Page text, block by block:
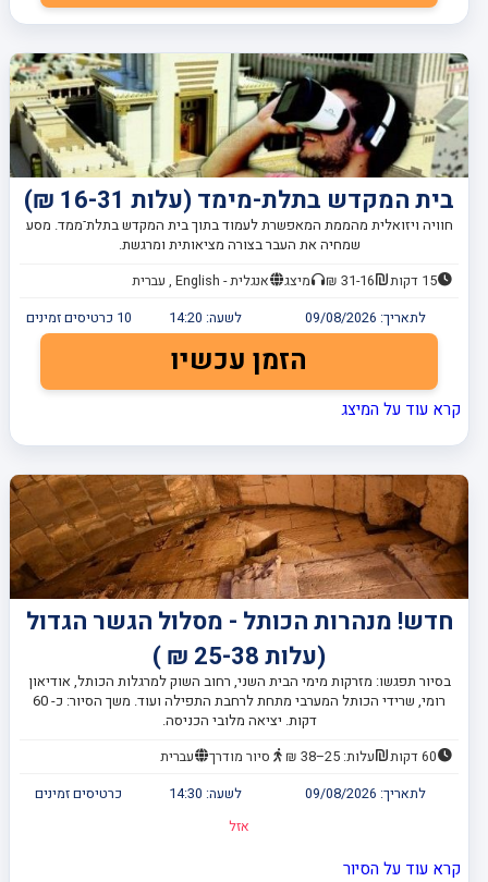
בית המקדש בתלת-מימד (עלות 16-31 ₪)
חוויה ויזואלית מהממת המאפשרת לעמוד בתוך בית המקדש בתלת־ממד. מסע
שמחיה את העבר בצורה מציאותית ומרגשת.
15 דקות 31-16 ₪ מיצג
אנגלית - English , עברית
לתאריך: 09/08/2026 לשעה: 14:20
10 כרטיסים זמינים
הזמן עכשיו
קרא עוד על המיצג
חדש! מנהרות הכותל - מסלול הגשר הגדול
(עלות 25-38 ₪ )
בסיור תפגשו: מזרקות מימי הבית השני, רחוב השוק למרגלות הכותל, אודיאון
רומי, שרידי הכותל המערבי מתחת לרחבת התפילה ועוד. משך הסיור: כ- 60
דקות. יציאה מלובי הכניסה.
60 דקות עלות: 25–38 ₪ סיור מודרך
עברית
לתאריך: 09/08/2026 לשעה: 14:30
כרטיסים זמינים
אזל
קרא עוד על הסיור